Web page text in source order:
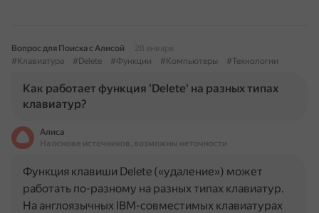
Вопрос для Поиска с Алисой
28 января
#Клавиатура
#Delete #Функции #Компьютеры #Технологии
Как работает функция 'Delete' на разных типах
клавиатур?
Алиса
На основе источников, возможны неточности
Функция клавиши Delete («удаление») может
работать по-разному на разных типах клавиатур.
На англоязычных IBM-совместимых клавиатурах